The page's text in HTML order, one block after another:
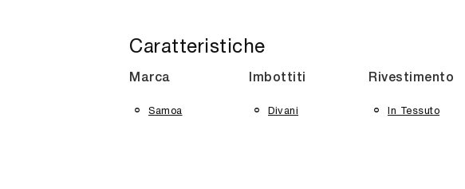
Caratteristiche
Marca
Samoa
Imbottiti
Divani
Rivestimento
In Tessuto